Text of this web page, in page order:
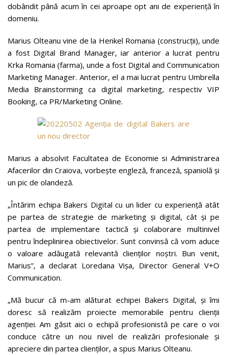
dobândit până acum în cei aproape opt ani de experienţă în
domeniu.
Marius Olteanu vine de la Henkel Romania (construcţii), unde
a fost Digital Brand Manager, iar anterior a lucrat pentru
Krka Romania (farma), unde a fost Digital and Communication
Marketing Manager. Anterior, el a mai lucrat pentru Umbrella
Media Brainstorming ca digital marketing, respectiv VIP
Booking, ca PR/Marketing Online.
Marius a absolvit Facultatea de Economie si Administrarea
Afacerilor din Craiova, vorbeşte engleză, franceză, spaniolă şi
un pic de olandeză.
„Întărim echipa Bakers Digital cu un lider cu experienţă atât
pe partea de strategie de marketing şi digital, cât şi pe
partea de implementare tactică şi colaborare multinivel
pentru îndeplinirea obiectivelor. Sunt convinsă că vom aduce
o valoare adăugată relevantă clienţilor noştri. Bun venit,
Marius”, a declarat Loredana Vişa, Director General V+O
Communication.
„Mă bucur că m-am alăturat echipei Bakers Digital, şi îmi
doresc să realizăm proiecte memorabile pentru clienţii
agenţiei. Am găsit aici o echipă profesionistă pe care o voi
conduce către un nou nivel de realizări profesionale şi
apreciere din partea clienţilor, a spus Marius Olteanu.